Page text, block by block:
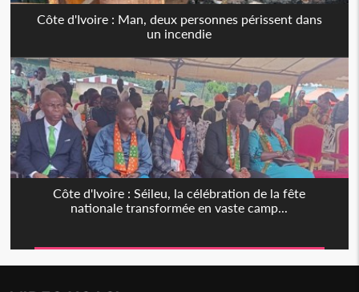
Côte d'Ivoire : Man, deux personnes périssent dans
un incendie
Côte d'Ivoire : Séileu, la célébration de la fête
nationale transformée en vaste camp...